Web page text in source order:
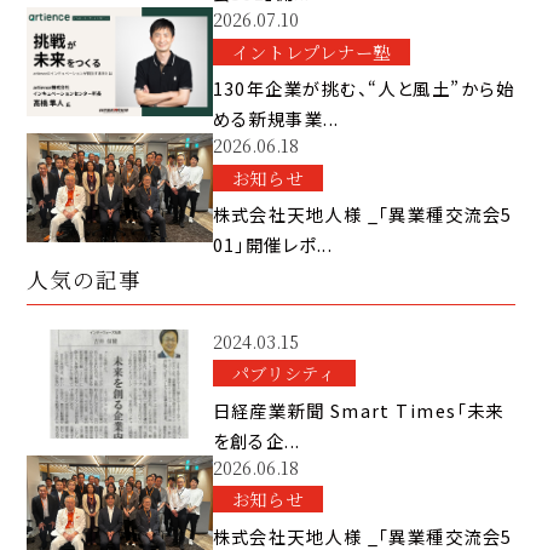
2026.07.10
イントレプレナー塾
130年企業が挑む、“人と風土”から始
める新規事業...
2026.06.18
お知らせ
株式会社天地人様 _「異業種交流会5
01」開催レポ...
人気の記事
2024.03.15
パブリシティ
日経産業新聞 Smart Times「未来
を創る企...
2026.06.18
お知らせ
株式会社天地人様 _「異業種交流会5